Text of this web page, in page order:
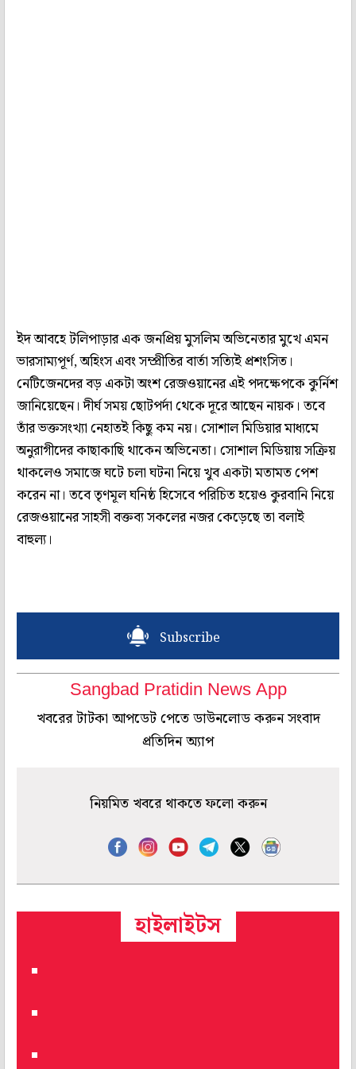
ইদ আবহে টলিপাড়ার এক জনপ্রিয় মুসলিম অভিনেতার মুখে এমন
ভারসাম্যপূর্ণ, অহিংস এবং সম্প্রীতির বার্তা সত্যিই প্রশংসিত।
নেটিজেনদের বড় একটা অংশ রেজওয়ানের এই পদক্ষেপকে কুর্নিশ
জানিয়েছেন। দীর্ঘ সময় ছোটপর্দা থেকে দূরে আছেন নায়ক। তবে
তাঁর ভক্তসংখ্যা নেহাতই কিছু কম নয়। সোশাল মিডিয়ার মাধ্যমে
অনুরাগীদের কাছাকাছি থাকেন অভিনেতা। সোশাল মিডিয়ায় সক্রিয়
থাকলেও সমাজে ঘটে চলা ঘটনা নিয়ে খুব একটা মতামত পেশ
করেন না। তবে তৃণমূল ঘনিষ্ঠ হিসেবে পরিচিত হয়েও কুরবানি নিয়ে
রেজওয়ানের সাহসী বক্তব্য সকলের নজর কেড়েছে তা বলাই
বাহুল্য।
Subscribe
Sangbad Pratidin News App
খবরের টাটকা আপডেট পেতে ডাউনলোড করুন সংবাদ
প্রতিদিন অ্যাপ
নিয়মিত খবরে থাকতে ফলো করুন
হাইলাইটস